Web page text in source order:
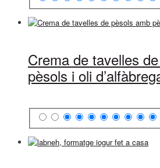
Crema de tavelles
pèsols i oli